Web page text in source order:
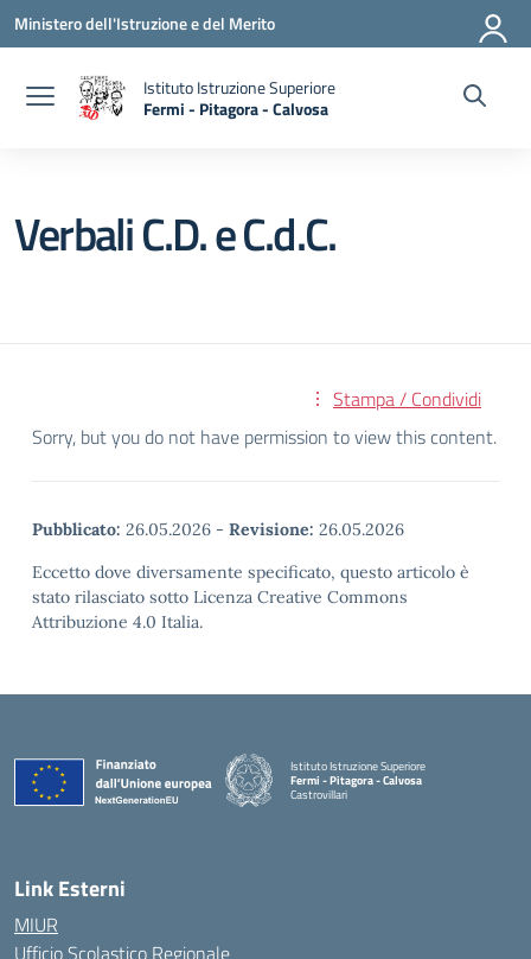
Vai ai contenuti
Vai al menu di navigazione
Vai al footer
Ministero dell'Istruzione e del Merito
Istituto Istruzione Superiore
Fermi - Pitagora - Calvosa
— Visita la pagina iniziale della scuola
Verbali C.D. e C.d.C.
Stampa / Condividi
Sorry, but you do not have permission to view this content.
Pubblicato: 26.05.2026 - Revisione: 26.05.2026
Eccetto dove diversamente specificato, questo articolo è
stato rilasciato sotto Licenza Creative Commons
Attribuzione 4.0 Italia.
Istituto Istruzione Superiore
Fermi - Pitagora - Calvosa
Castrovillari
Link Esterni
MIUR
Ufficio Scolastico Regionale